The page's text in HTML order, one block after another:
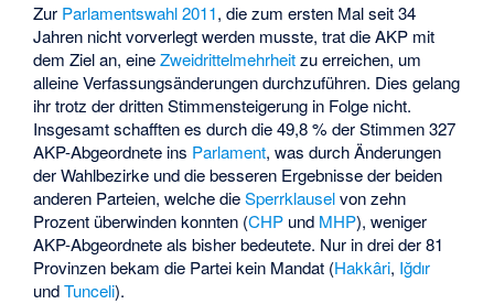
Zur Parlamentswahl 2011, die zum ersten Mal seit 34
Jahren nicht vorverlegt werden musste, trat die AKP mit
dem Ziel an, eineZweidrittelmehrheitzu erreichen, um
alleine Verfassungsänderungen durchzuführen. Dies gelang
ihr trotz der dritten Stimmensteigerung in Folge nicht.
Insgesamt schafften es durch die 49,8 % der Stimmen 327
AKP-Abgeordnete ins Parlament, was durch Änderungen
der Wahlbezirke und die besseren Ergebnisse der beiden
anderen Parteien, welche dieSperrklauselvon zehn
Prozent überwinden konnten (CHP und MHP), weniger
AKP-Abgeordnete als bisher bedeutete. Nur in drei der 81
Provinzen bekam die Partei kein Mandat (Hakkâri, Iğdır
undTunceli).